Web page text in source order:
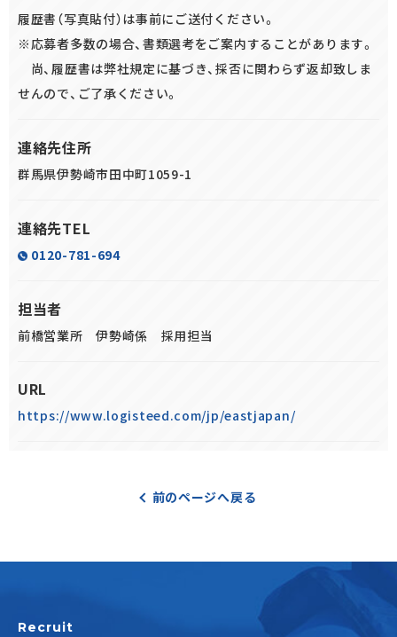
履歴書（写真貼付）は事前にご送付ください。
※応募者多数の場合、書類選考をご案内することがあります。
尚、履歴書は弊社規定に基づき、採否に関わらず返却致しま
せんので、ご了承ください。
連絡先住所
群馬県伊勢崎市田中町1059-1
連絡先TEL
0120-781-694
担当者
前橋営業所 伊勢崎係 採用担当
URL
https://www.logisteed.com/jp/eastjapan/
前のページへ戻る
Recruit